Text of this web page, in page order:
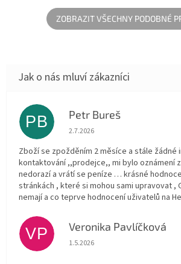
také krásným designovým...
krystaly
ZOBRAZIT VŠECHNY PODOBNÉ
PB Petr Bureš
Hodnocení obchodu je 1 z 5
2.7.2026
Zboží se zpožděním 2 měsíce a stále žádné
kontaktování ,,prodejce,, mi bylo oznámení
nedorazí a vrátí se peníze … krásné
stránkách , které si mohou sami upravovat ,
nemají a co teprve hodnocení uživatelů na
VP Veronika Pavlíčková
Hodnocení obchodu je 5 z 5
1.5.2026